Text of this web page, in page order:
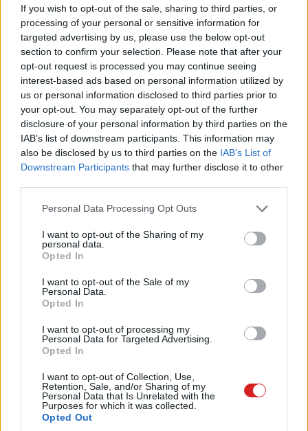
If you wish to opt-out of the sale, sharing to third parties, or
processing of your personal or sensitive information for
targeted advertising by us, please use the below opt-out
section to confirm your selection. Please note that after your
opt-out request is processed you may continue seeing
interest-based ads based on personal information utilized by
us or personal information disclosed to third parties prior to
your opt-out. You may separately opt-out of the further
disclosure of your personal information by third parties on the
IAB’s list of downstream participants. This information may
also be disclosed by us to third parties on the IAB’s List of
Downstream Participants that may further disclose it to other
Please note that this website/app uses one or more Google
not limited to your visit or usage behaviour. You may click to
grant or deny consent to Google and its third-party tags to
use your data for below specified purposes in below Google
consent section.
Personal Data Processing Opt Outs
I want to opt-out of the Sharing of my
personal data.
Opted In
I want to opt-out of the Sale of my
Personal Data.
Opted In
I want to opt-out of processing my
Personal Data for Targeted Advertising.
Opted In
I want to opt-out of Collection, Use,
Retention, Sale, and/or Sharing of my
Personal Data that Is Unrelated with the
Purposes for which it was collected.
Opted Out
A Windows 95 volt az első rendszer, amely egyszerre
vezette be az asztali ikonokat, a tálcát és a Start menüt,
képezik. A Start menü lehetővé tette, hogy egyetlen
helyről érjük el programjainkat, dokumentumainkat és a
hozzáférést adott a legfontosabb fájlokhoz és
programokhoz.